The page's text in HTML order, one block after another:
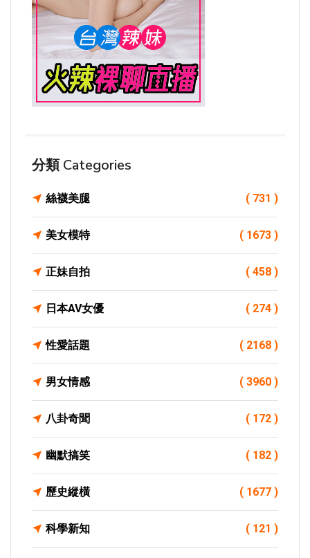
分類 Categories
絲襪美腿 ( 731 )
美女模特 ( 1673 )
正妹自拍 ( 458 )
日本AV女優 ( 274 )
性愛話題 ( 2168 )
男女情感 ( 3960 )
八卦奇聞 ( 172 )
幽默搞笑 ( 182 )
歷史縱橫 ( 1677 )
科學新知 ( 121 )